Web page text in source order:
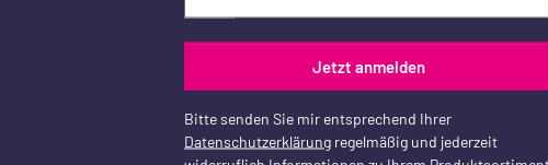
Jetzt anmelden
Bitte senden Sie mir entsprechend Ihrer
Datenschutzerklärung regelmäßig und jederzeit